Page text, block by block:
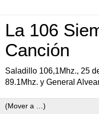
La 106
Canción
Saladillo 106,1Mhz., 25
89.1Mhz. y General